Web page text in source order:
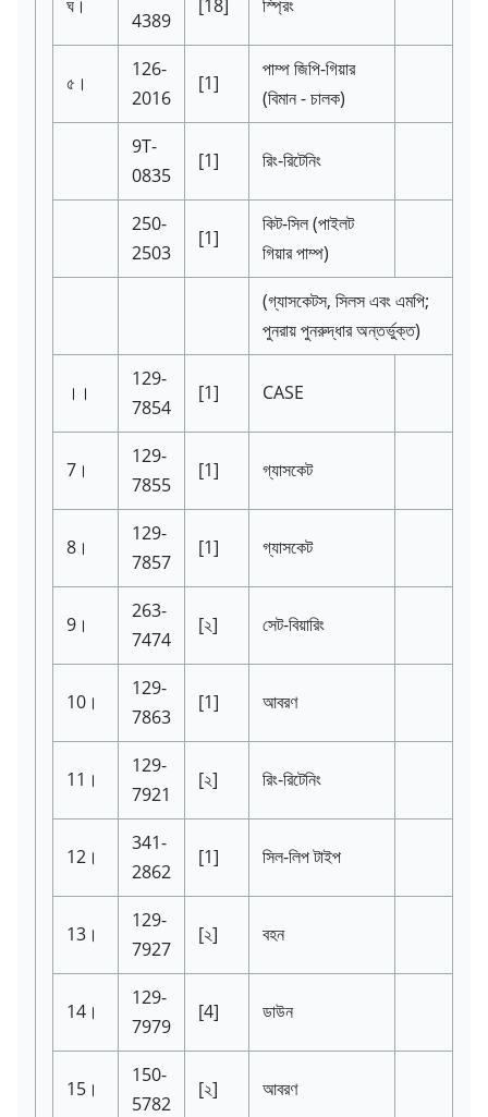
ঘ।
4389
[18] স্প্রিং
৫।
126-
2016
[1]
পাম্প জিপি-গিয়ার
(বিমান - চালক)
9T-
0835
[1] রিং-রিটেনিং
250-
2503
[1]
কিট-সিল(পাইলট
গিয়ার পাম্প)
(গ্যাসকেটস, সিলস এবং এমপি;
পুনরায় পুনরুদ্ধার অন্তর্ভুক্ত)
।।
129-
7854
[1] CASE
7।
129-
7855
[1] গ্যাসকেট
8।
129-
7857
[1] গ্যাসকেট
9।
263-
7474
[২] সেট-বিয়ারিং
10।
129-
7863
[1] আবরণ
11।
129-
7921
[২] রিং-রিটেনিং
12।
341-
2862
[1] সিল-লিপ টাইপ
13।
129-
7927
[২] বহন
14।
129-
7979
[4] ডাউন
15।
150-
5782
[২] আবরণ